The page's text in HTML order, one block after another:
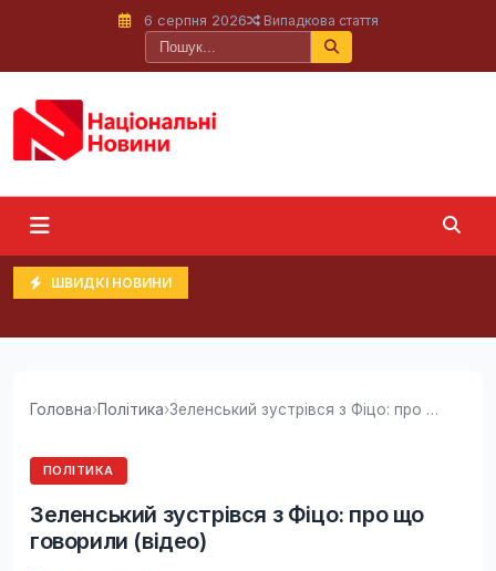
6 серпня 2026 Випадкова стаття
ШВИДКІ НОВИНИ
Головна›Політика› Зеленський зустрівся з Фіцо: про що говорили (відео)
ПОЛІТИКА
Зеленський зустрівся з Фіцо: про що
говорили (відео)